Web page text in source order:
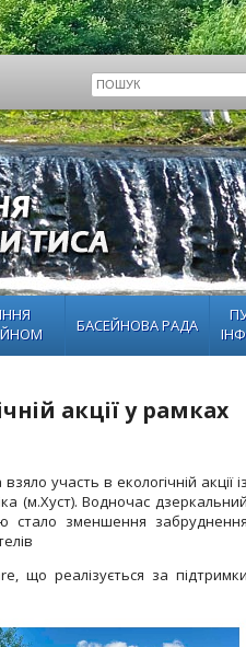
БАСЕЙНОВА РАДА
акції у рамках
участь в екологічній акції із
(м.Хуст). Водночас дзеркальний
стало зменшення забруднення
що реалізується за підтримки